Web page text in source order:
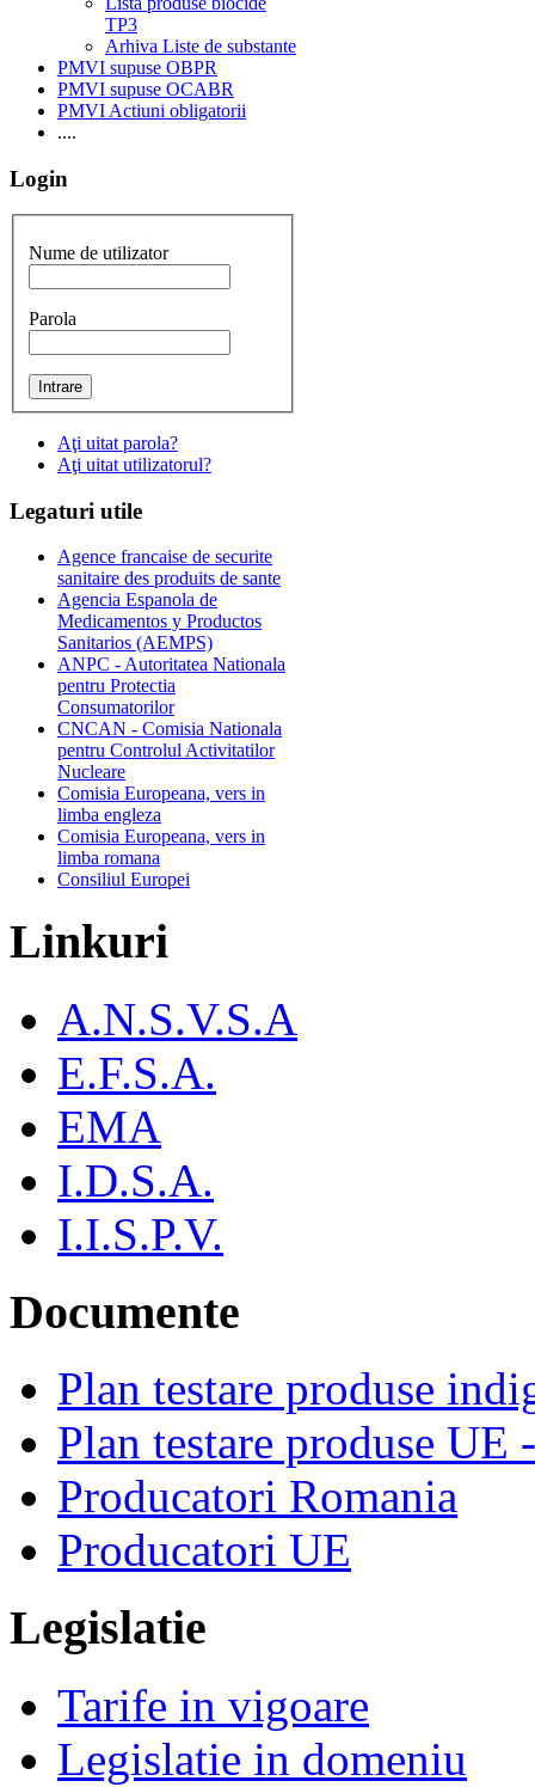
TP3
Arhiva Liste de substante
PMVI supuse OBPR
PMVI supuse OCABR
PMVI Actiuni obligatorii
....
Login
Nume de utilizator
Parola
Aţi uitat parola?
Aţi uitat utilizatorul?
Legaturi utile
Agence francaise de securite
sanitaire des produits de sante
Agencia Espanola de
Medicamentos y Productos
Sanitarios (AEMPS)
ANPC - Autoritatea Nationala
pentru Protectia
Consumatorilor
CNCAN - Comisia Nationala
pentru Controlul Activitatilor
Nucleare
Comisia Europeana, vers in
limba engleza
Comisia Europeana, vers in
limba romana
Consiliul Europei
Linkuri
A.N.S.V.S.A
E.F.S.A.
EMA
I.D.S.A.
I.I.S.P.V.
Documente
Plan testare produse
Plan testare produse UE
Producatori Romania
Producatori UE
Legislatie
Tarife in vigoare
Legislatie in domeniu